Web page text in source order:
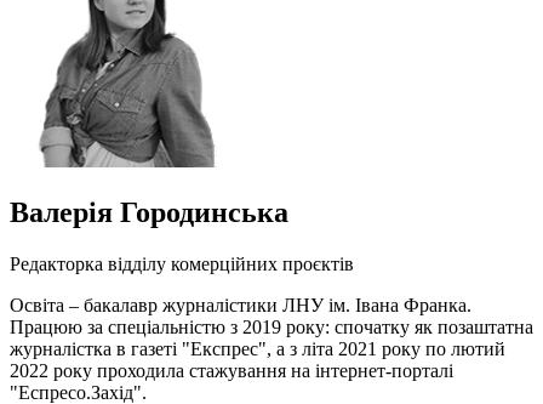
Валерія Городинська
Редакторка відділу комерційних проєктів
Освіта – бакалавр журналістики ЛНУ ім. Івана Франка.
Працюю за спеціальністю з 2019 року: спочатку як позаштатна
журналістка в газеті "Експрес", а з літа 2021 року по лютий
2022 року проходила стажування на інтернет-порталі
"Еспресо.Захід".